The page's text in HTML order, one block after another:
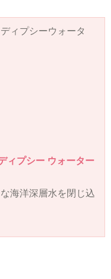
ィプシーウォータ
プシー ウォーター
海洋深層水を閉じ込